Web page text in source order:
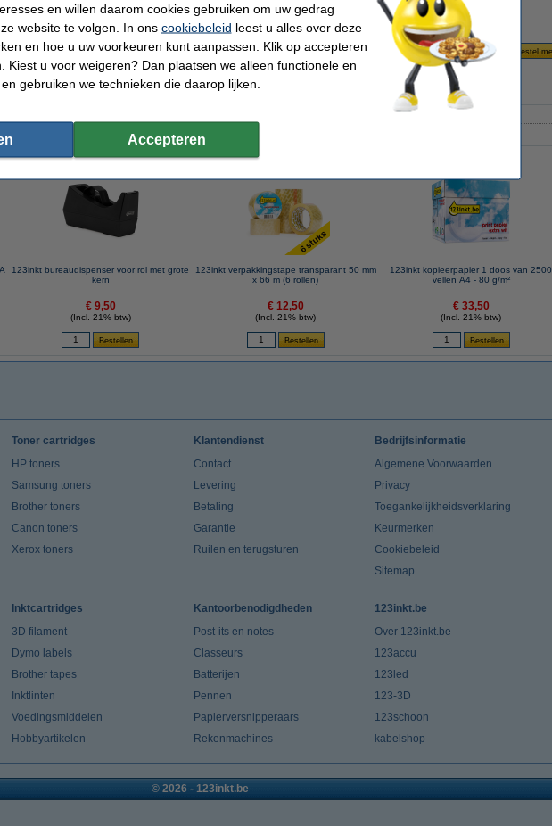
voor rol met grote kern
artikel ook besteld hebben
123inkt bureaudispenser voor rol met grote
kern
€ 9,50
(Incl. 21% btw)
123inkt verpakkingstape transparant 50 mm
x 66 m (6 rollen)
€ 12,50
(Incl. 21% btw)
123inkt kopieerpapier 1 doos van 2500
vellen A4 - 80 g/m²
€ 33,50
(Incl. 21% btw)
Toner cartridges
HP toners
Samsung toners
Brother toners
Canon toners
Xerox toners
Klantendienst
Contact
Levering
Betaling
Garantie
Ruilen en terugsturen
Bedrijfsinformatie
Algemene Voorwaarden
Privacy
Toegankelijkheidsverklaring
Keurmerken
Cookiebeleid
Sitemap
Inktcartridges
3D filament
Dymo labels
Brother tapes
Inktlinten
Voedingsmiddelen
Hobbyartikelen
Kantoorbenodigdheden
Post-its en notes
Classeurs
Batterijen
Pennen
Papierversnipperaars
Rekenmachines
123inkt.be
Over 123inkt.be
123accu
123led
123-3D
123schoon
kabelshop
© 2026 - 123inkt.be
en willen daarom cookies gebruiken om uw gedrag
website te volgen. In ons cookiebeleid leest u alles over deze
en hoe u uw voorkeuren kunt aanpassen. Klik op accepteren
Kiest u voor weigeren? Dan plaatsen we alleen functionele en
gebruiken we technieken die daarop lijken.
Accepteren